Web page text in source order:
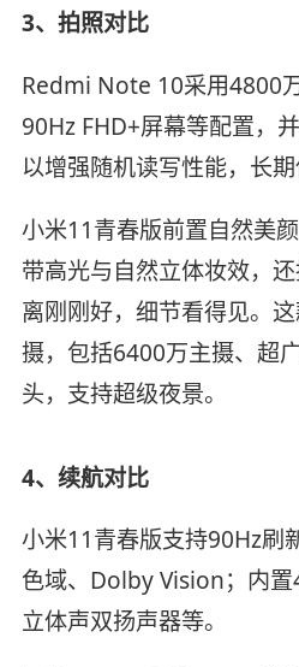
3、拍照对比
Redmi Note 10采用4800
90Hz FHD+屏幕等配置，
以增强随机读写性能，长期
小米11青春版前置自然美
带高光与自然立体妆效，
离刚刚好，细节看得见。
摄，包括6400万主摄、超
头，支持超级夜景。
4、续航对比
小米11青春版支持90Hz刷
色域、Dolby Vision；内
立体声双扬声器等。